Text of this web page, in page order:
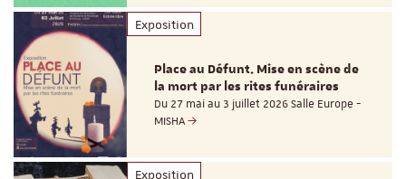
Exposition
Place au Défunt. Mise en scène de
la mort par les rites funéraires
Du 27 mai au 3 juillet 2026 Salle Europe -
MISHA
Exposition